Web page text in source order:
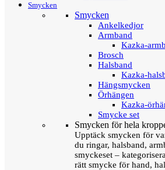
Smycken
Smycken
Ankelkedjor
Armband
Kazka-
Brosch
Halsband
Kazka-
Hängsmycken
Örhängen
Kazka-
Smycke set
Smycken för hela
Upptäck smycken för
du ringar, halsband,
smyckeset –
rätt smycke för hand,